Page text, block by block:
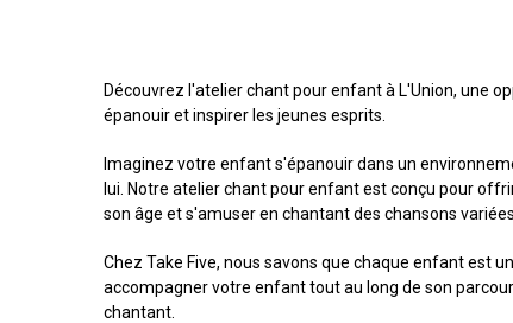
Découvrez l'atelier chant pour enfant à L'Union, une
épanouir et inspirer les jeunes esprits.
Imaginez votre enfant s'épanouir dans un
lui. Notre atelier chant pour enfant est conçu pour
son âge et s'amuser en chantant des chansons variées.
Chez Take Five, nous savons que chaque enfant est
accompagner votre enfant tout au long de son
chantant.